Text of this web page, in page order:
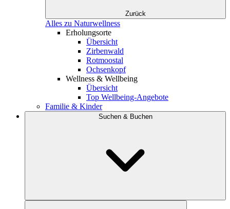
Zurück
Alles zu Naturwellness
Erholungsorte
Übersicht
Zirbenwald
Rotmoostal
Ochsenkopf
Wellness & Wellbeing
Übersicht
Top Wellbeing-Angebote
Familie & Kinder
Suchen & Buchen